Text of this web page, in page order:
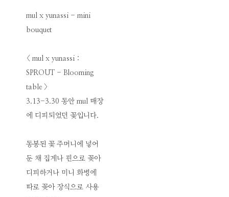
mul x yunassi - mini
bouquet
< mul x yunassi :
SPROUT - Blooming
table >
3.13-3.30 동안 mul 매장
에 디피되었던 꽃입니다.
동봉된 꽃 주머니에 넣어
둔 채 집게나 핀으로 꽂아
디피하거나 미니 화병에
따로 꽂아 장식으로 사용